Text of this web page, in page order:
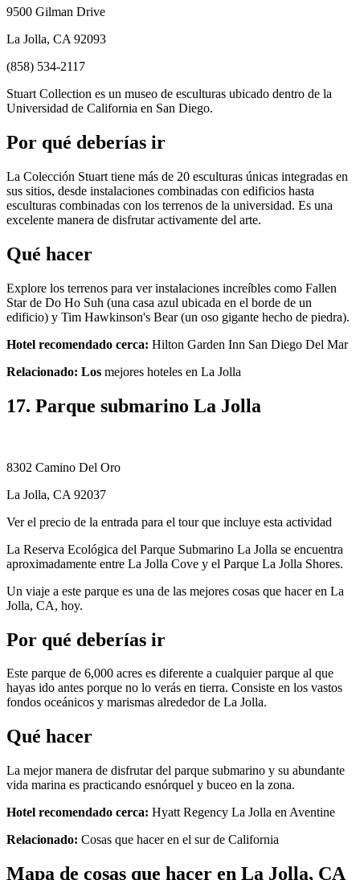
9500 Gilman Drive
La Jolla, CA 92093
(858) 534-2117
Stuart Collection es un museo de esculturas ubicado dentro de la
Universidad de California en San Diego.
Por qué deberías ir
La Colección Stuart tiene más de 20 esculturas únicas integradas en
sus sitios, desde instalaciones combinadas con edificios hasta
esculturas combinadas con los terrenos de la universidad. Es una
excelente manera de disfrutar activamente del arte.
Qué hacer
Explore los terrenos para ver instalaciones increíbles como Fallen
Star de Do Ho Suh (una casa azul ubicada en el borde de un
edificio) y Tim Hawkinson's Bear (un oso gigante hecho de piedra).
Hotel recomendado cerca: Hilton Garden Inn San Diego Del Mar
Relacionado: Los mejores hoteles en La Jolla
17. Parque submarino La Jolla
8302 Camino Del Oro
La Jolla, CA 92037
Ver el precio de la entrada para el tour que incluye esta actividad
La Reserva Ecológica del Parque Submarino La Jolla se encuentra
aproximadamente entre La Jolla Cove y el Parque La Jolla Shores.
Un viaje a este parque es una de las mejores cosas que hacer en La
Jolla, CA, hoy.
Por qué deberías ir
Este parque de 6,000 acres es diferente a cualquier parque al que
hayas ido antes porque no lo verás en tierra. Consiste en los vastos
fondos oceánicos y marismas alrededor de La Jolla.
Qué hacer
La mejor manera de disfrutar del parque submarino y su abundante
vida marina es practicando esnórquel y buceo en la zona.
Hotel recomendado cerca: Hyatt Regency La Jolla en Aventine
Relacionado: Cosas que hacer en el sur de California
Mapa de cosas que hacer en La Jolla, CA